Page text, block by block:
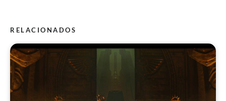
RELACIONADOS